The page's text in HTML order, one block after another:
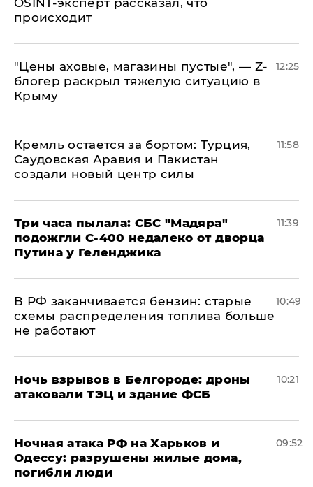
OSINT-эксперт рассказал, что
происходит
​"Цены аховые, магазины пустые", — Z-
блогер раскрыл тяжелую ситуацию в
Крыму
12:25
​Кремль остается за бортом: Турция,
Саудовская Аравия и Пакистан
создали новый центр силы
11:58
Три часа пылала: СБС "Мадяра"
подожгли С-400 недалеко от дворца
Путина у Геленджика
11:39
​В РФ заканчивается бензин: старые
схемы распределения топлива больше
не работают
10:49
​Ночь взрывов в Белгороде: дроны
атаковали ТЭЦ и здание ФСБ
10:21
​Ночная атака РФ на Харьков и
Одессу: разрушены жилые дома,
погибли люди
09:52